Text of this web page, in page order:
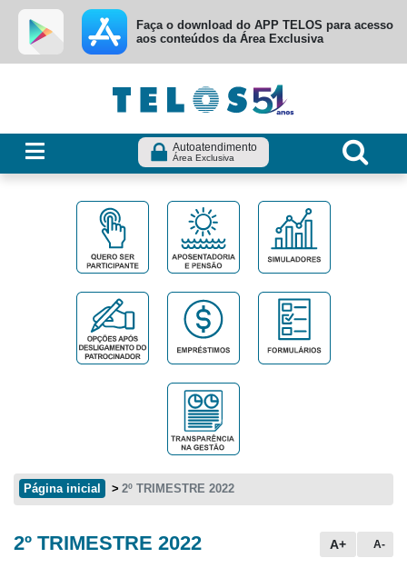
Ir para menu principal
Ir para conteúdo
Ir para busca
Faça o download do APP TELOS para acesso
aos conteúdos da Área Exclusiva
Autoatendimento
Área Exclusiva
Página inicial 2º TRIMESTRE 2022
Conteúdo principal
2º TRIMESTRE 2022 A+ A-